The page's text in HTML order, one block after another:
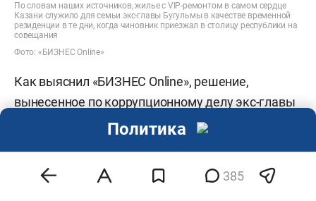
По словам наших источников, жилье с VIP-ремонтом в самом сердце
Казани служило для семьи экс-главы Бугульмы в качестве временной
резиденции в те дни, когда чиновник приезжал в столицу республики на
совещания
Фото: «БИЗНЕС Online»
Как выяснил «БИЗНЕС Online», решение,
вынесенное по коррупционному делу экс-главы
Бугульминского районаЛинара Закирова
Так, спецотдел судебных приставов Татарстана
385
Политика